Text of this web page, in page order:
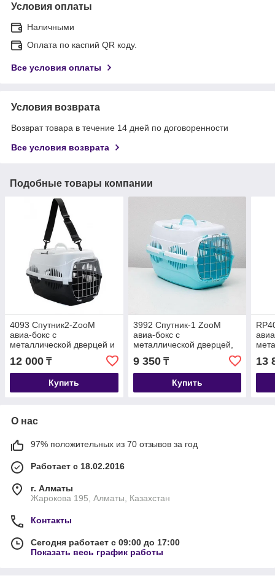
Условия оплаты
Наличными
Оплата по каспий QR коду.
Все условия оплаты
Условия возврата
Возврат товара в течение 14 дней по договоренности
Все условия возврата
Подобные товары компании
4093 Спутник2-ZooM
авиа-бокс с
металлической дверцей и
плечевым ремнем,
33*49*32см, цвета по
наличию
12 000 ₸
Купить
3992 Спутник-1 ZooM
авиа-бокс с
металлической дверцей,
29*43*27,5см, цвета по
наличию
9 350₸
Купить
по
13
О нас
97% положительных из 70 отзывов за год
Работает с 18.02.2016
г. Алматы
Жарокова 195, Алматы, Казахстан
Контакты
Сегодня работает с 09:00 до 17:00
Показать весь график работы